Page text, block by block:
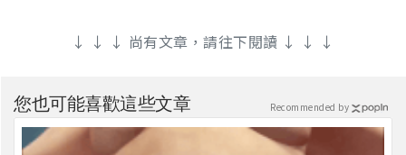
↓ ↓ ↓ 尚有文章，請往下閱讀 ↓ ↓ ↓
您也可能喜歡這些文章 Recommended by